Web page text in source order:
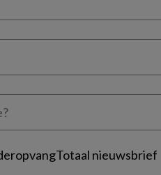
nieuwsbrief